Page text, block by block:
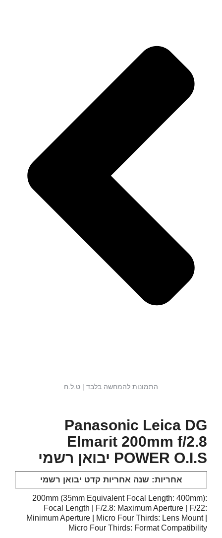
התמונות להמחשה בלבד | ט.ל.ח
Panasonic Leica DG
Elmarit 200mm f/2.8
POWER O.I.S יבואן רשמי
אחריות: שנה אחריות קדט יבואן רשמי
200mm (35mm Equivalent Focal Length: 400mm):
Focal Length | F/2.8: Maximum Aperture | F/22:
Minimum Aperture | Micro Four Thirds: Lens Mount |
Micro Four Thirds: Format Compatibility